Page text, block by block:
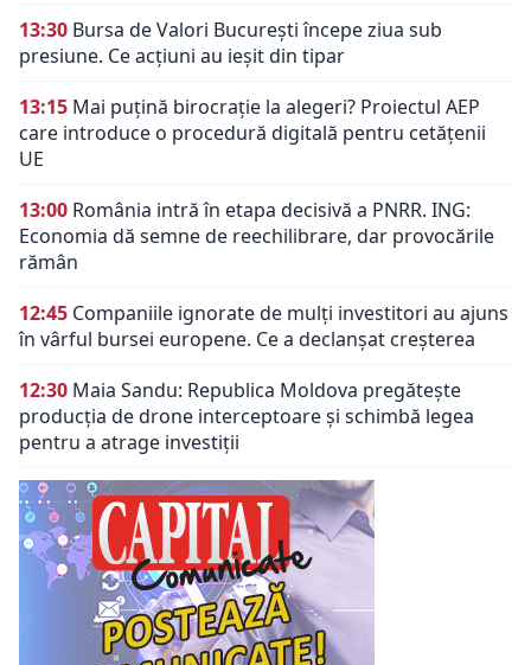
13:30 Bursa de Valori București începe ziua sub
presiune. Ce acțiuni au ieșit din tipar
13:15 Mai puțină birocrație la alegeri? Proiectul AEP
care introduce o procedură digitală pentru cetățenii
UE
13:00 România intră în etapa decisivă a PNRR. ING:
Economia dă semne de reechilibrare, dar provocările
rămân
12:45 Companiile ignorate de mulți investitori au ajuns
în vârful bursei europene. Ce a declanșat creșterea
12:30 Maia Sandu: Republica Moldova pregătește
producția de drone interceptoare și schimbă legea
pentru a atrage investiții